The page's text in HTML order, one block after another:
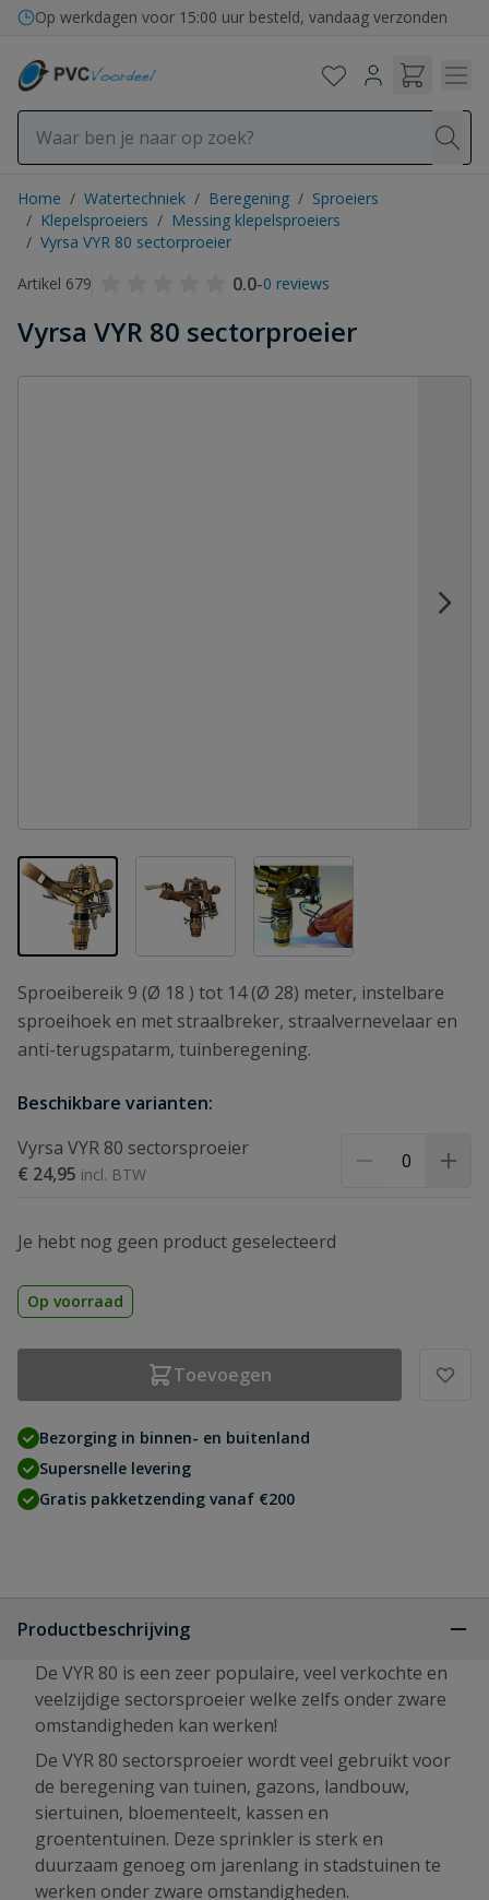
Ga naar de inhoud
Bezorging in binnen- en buitenland
Op werkdagen voor 15:00 uur besteld, vandaag verzonden
Home / Watertechniek / Beregening / Sproeiers
/ Klepelsproeiers / Messing klepelsproeiers
/ Vyrsa VYR 80 sectorproeier
Artikel 679
0.0-0 reviews
Vyrsa VYR 80 sectorproeier
View larger imageView larger imageView larger image
Sproeibereik 9 (Ø 18 ) tot 14 (Ø 28) meter, instelbare
sproeihoek en met straalbreker, straalvernevelaar en
anti-terugspatarm, tuinberegening.
Beschikbare varianten:
Vyrsa VYR 80 sectorsproeier
€ 24,95
Je hebt nog geen product geselecteerd
Op voorraad
Toevoegen
Bezorging in binnen- en buitenland
Supersnelle levering
Gratis pakketzending vanaf €200
Productbeschrijving
De VYR 80 is een zeer populaire, veel verkochte en
veelzijdige sectorsproeier welke zelfs onder zware
omstandigheden kan werken!
De VYR 80 sectorsproeier wordt veel gebruikt voor
de beregening van tuinen, gazons, landbouw,
siertuinen, bloementeelt, kassen en
groententuinen. Deze sprinkler is sterk en
duurzaam genoeg om jarenlang in stadstuinen te
werken onder zware omstandigheden.